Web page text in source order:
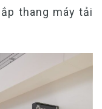
thang máy tải